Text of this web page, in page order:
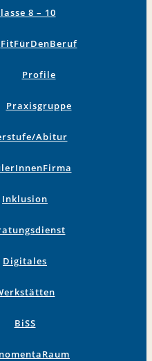
8 – 10
FitFürDenBeruf
Profile
Praxisgruppe
Abitur
Inklusion
Digitales
BiSS